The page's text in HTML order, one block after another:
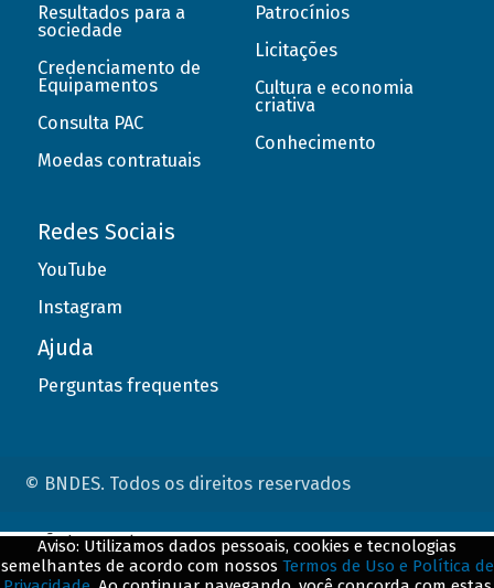
Resultados para a
sociedade
Credenciamento de
Equipamentos
Consulta PAC
Moedas contratuais
Patrocínios
Licitações
Cultura e economia
criativa
Conhecimento
Redes Sociais
YouTube
Instagram
Ajuda
Perguntas frequentes
© BNDES. Todos os direitos reservados
Aviso: Utilizamos dados pessoais, cookies e tecnologias
semelhantes de acordo com nossos Termos de Uso e Política de
ConteÃºdo complementar
${title}${badge}